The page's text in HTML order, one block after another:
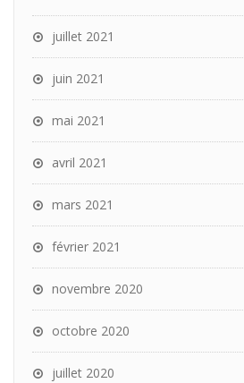
juillet 2021
juin 2021
mai 2021
avril 2021
mars 2021
février 2021
novembre 2020
octobre 2020
juillet 2020